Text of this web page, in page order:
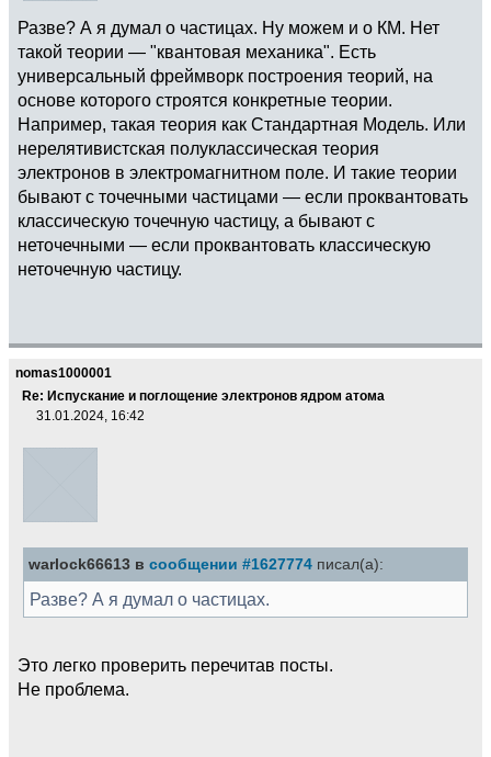
Разве? А я думал о частицах. Ну можем и о КМ. Нет
такой теории — "квантовая механика". Есть
универсальный фреймворк построения теорий, на
основе которого строятся конкретные теории.
Например, такая теория как Стандартная Модель. Или
нерелятивистская полуклассическая теория
электронов в электромагнитном поле. И такие теории
бывают с точечными частицами — если проквантовать
классическую точечную частицу, а бывают с
неточечными — если проквантовать классическую
неточечную частицу.
nomas1000001
Re: Испускание и поглощение электронов ядром атома
31.01.2024, 16:42
warlock66613 в сообщении #1627774 писал(а):
Разве? А я думал о частицах.
Это легко проверить перечитав посты.
Не проблема.